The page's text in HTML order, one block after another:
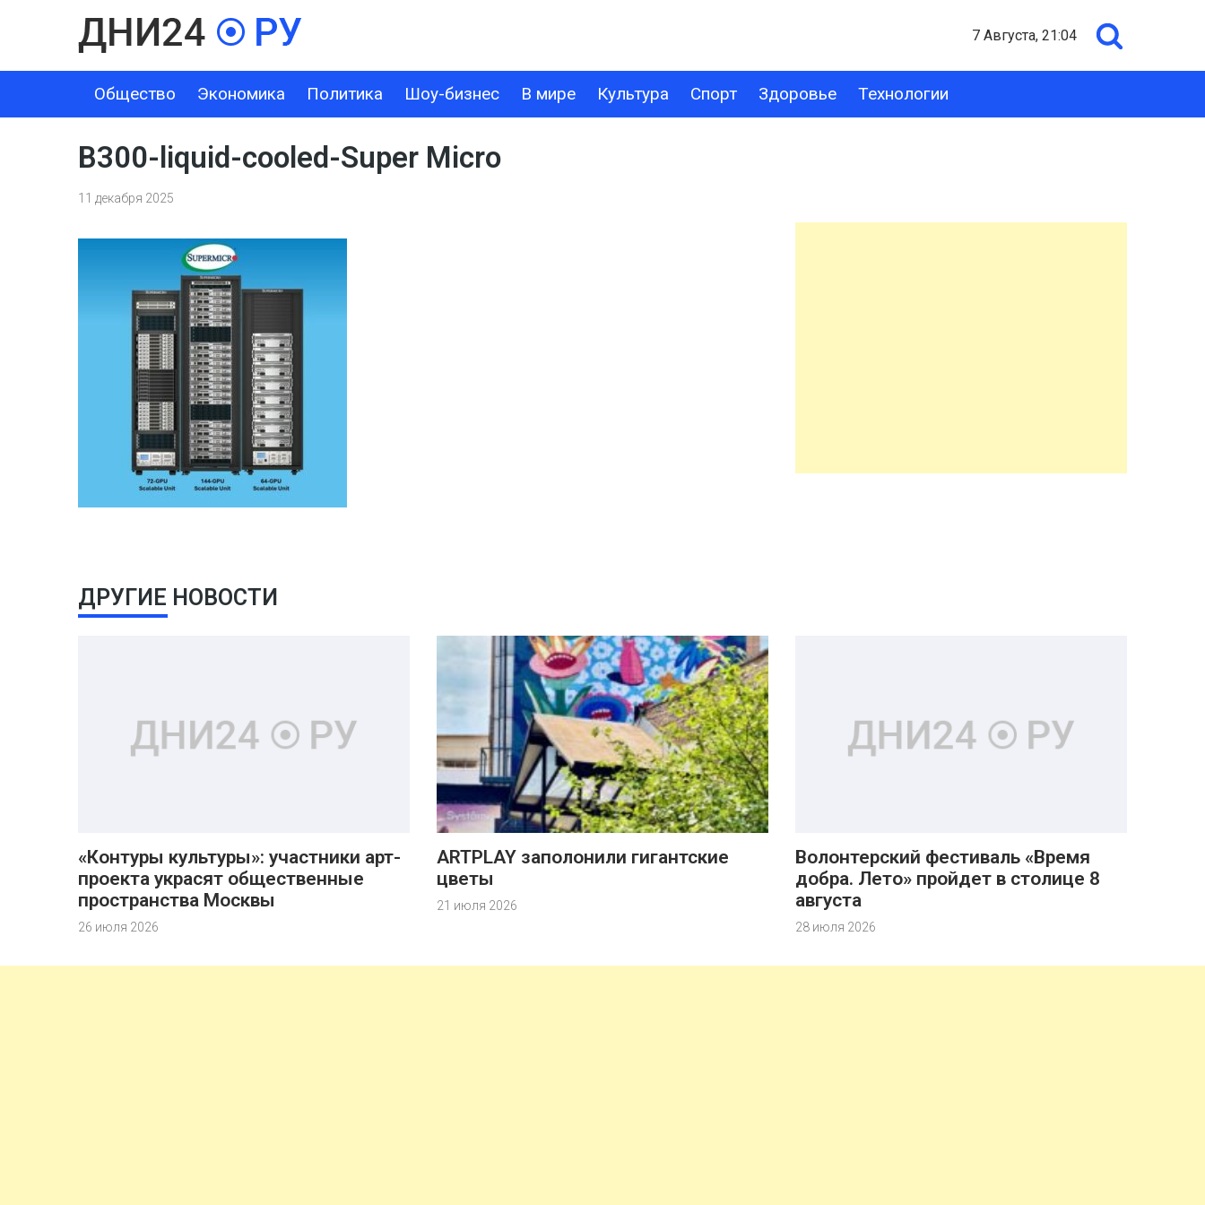
7 Августа, 21:04
Общество Экономика Политика Шоу-бизнес В мире Культура Спорт Здоровье Технологии
ЭКОНОМИКА ПОЛИТИКА ШОУ-БИЗНЕС В МИРЕ КУЛЬТУРА СПОРТ ЗДОРОВЬЕ ТЕХНОЛОГИИ
B300-liquid-cooled-Super Micro
11 декабря 2025
ДРУГИЕ НОВОСТИ
«Контуры культуры»: участники арт-
проекта украсят общественные
пространства Москвы
26 июля 2026
ARTPLAY заполонили гигантские
цветы
21 июля 2026
Волонтерский фестиваль «Время
добра. Лето» пройдет в столице 8
августа
28 июля 2026